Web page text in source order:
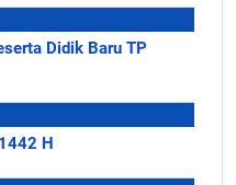
Didik Baru TP
H